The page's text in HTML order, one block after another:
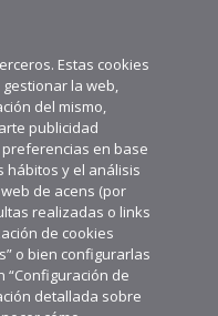
Estas cookies
la web,
del mismo,
publicidad
en base
hábitos y el análisis
de acens (por
realizadas o links
de cookies
o bien configurarlas
“Configuración de
detallada sobre